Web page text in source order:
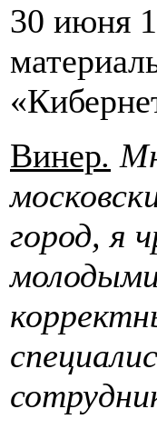
30 июня
Винер.
город, я